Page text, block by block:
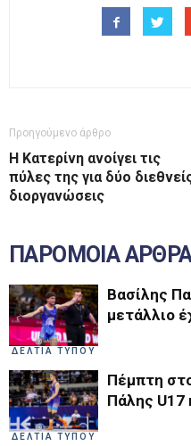
Προηγούμενο άρθρο
Η Κατερίνη ανοίγει τις
πύλες της για δύο
διοργανώσεις
ΠΑΡΟΜΟΙΑ
ΔΕΛΤΙΑ ΤΥΠΟΥ
Βασίλης
μετάλλιο
ΔΕΛΤΙΑ ΤΥΠΟΥ
Πέμπτη
Πάλης U17